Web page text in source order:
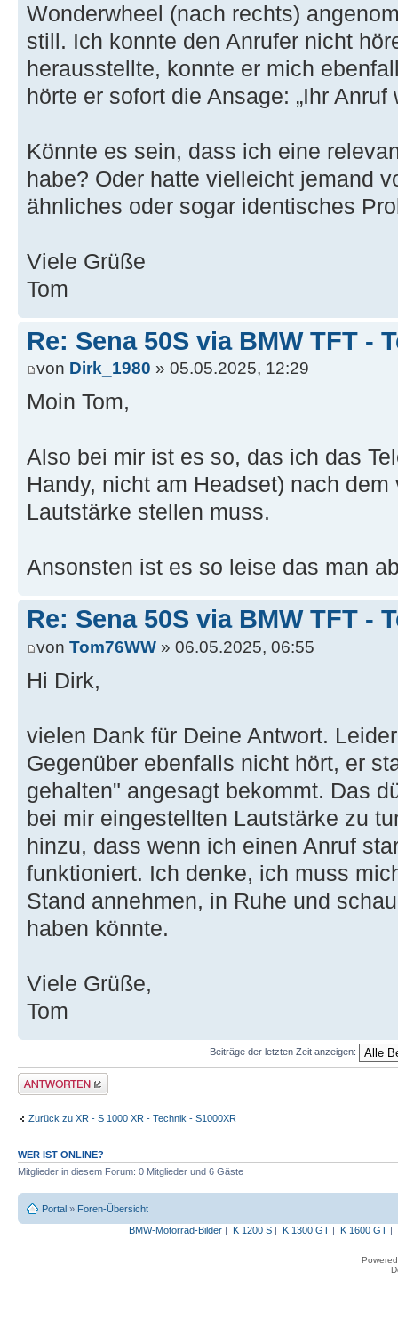
Wonderwheel (nach rechts)
still. Ich konnte den Anrufer nicht
herausstellte, konnte er mich
hörte er sofort die Ansage: „Ihr Anruf
Könnte es sein, dass ich eine
habe? Oder hatte vielleicht jemand
ähnliches oder sogar identisches
Viele Grüße
Tom
Re: Sena 50S via BMW TFT -
von Dirk_1980 » 05.05.2025, 12:29
Moin Tom,
Also bei mir ist es so, das ich das
Handy, nicht am Headset) nach
Lautstärke stellen muss.
Ansonsten ist es so leise das man
Re: Sena 50S via BMW TFT -
von Tom76WW » 06.05.2025, 06:55
Hi Dirk,
vielen Dank für Deine Antwort.
Gegenüber ebenfalls nicht hört, er
gehalten" angesagt bekommt. Das
bei mir eingestellten Lautstärke zu
hinzu, dass wenn ich einen Anruf
funktioniert. Ich denke, ich muss
Stand annehmen, in Ruhe und
haben könnte.
Viele Grüße,
Tom
Beiträge der letzten Zeit anzeigen:
Antwort erstellen
Zurück zu XR - S 1000 XR - Technik - S1000XR
WER IST ONLINE?
Mitglieder in diesem Forum: 0 Mitglieder und 6 Gäste
Portal » Foren-Übersicht
BMW-Motorrad-Bilder| K 1200 S| K 1300 GT| K 1600 GT|